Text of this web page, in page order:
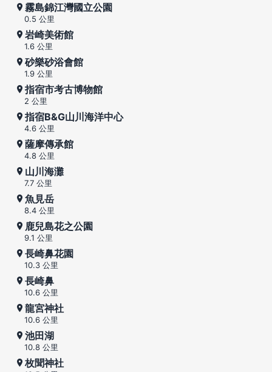
霧島錦江灣國立公園
0.5 公里
岩崎美術館
1.6 公里
砂樂砂浴會館
1.9 公里
指宿市考古博物館
2 公里
指宿B&G山川海洋中心
4.6 公里
薩摩傳承館
4.8 公里
山川海灘
7.7 公里
魚見岳
8.4 公里
鹿兒島花之公園
9.1 公里
長崎鼻花園
10.3 公里
長崎鼻
10.6 公里
龍宮神社
10.6 公里
池田湖
10.8 公里
枚聞神社